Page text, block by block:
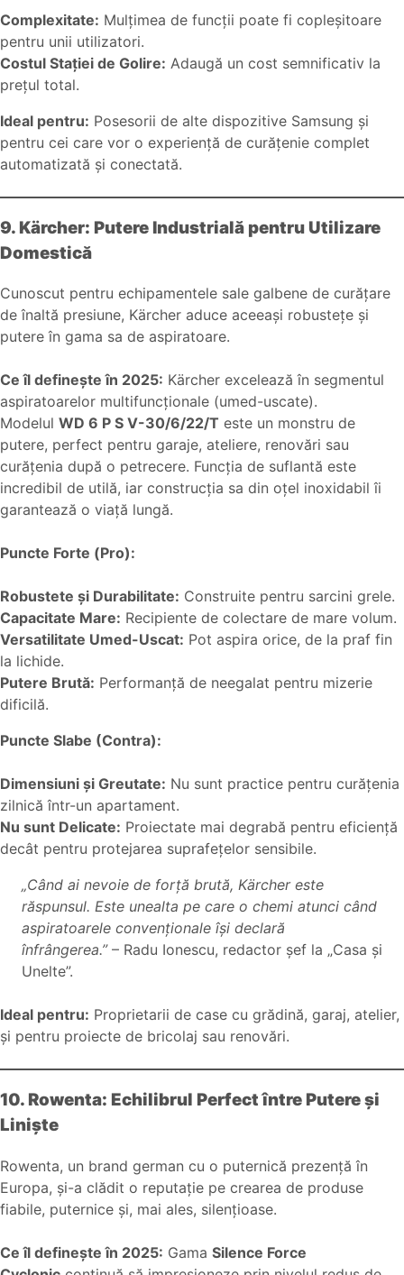
Complexitate: Mulțimea de funcții poate fi copleșitoare
pentru unii utilizatori.
Costul Stației de Golire: Adaugă un cost semnificativ la
prețul total.
Ideal pentru: Posesorii de alte dispozitive Samsung și
pentru cei care vor o experiență de curățenie complet
automatizată și conectată.
9. Kärcher: Putere Industrială pentru Utilizare
Domestică
Cunoscut pentru echipamentele sale galbene de curățare
de înaltă presiune, Kärcher aduce aceeași robustețe și
putere în gama sa de aspiratoare.
Ce îl definește în 2025: Kärcher excelează în segmentul
aspiratoarelor multifuncționale (umed-uscate).
Modelul WD 6 P S V-30/6/22/T este un monstru de
putere, perfect pentru garaje, ateliere, renovări sau
curățenia după o petrecere. Funcția de suflantă este
incredibil de utilă, iar construcția sa din oțel inoxidabil îi
garantează o viață lungă.
Puncte Forte (Pro):
Robustete și Durabilitate: Construite pentru sarcini grele.
Capacitate Mare: Recipiente de colectare de mare volum.
Versatilitate Umed-Uscat: Pot aspira orice, de la praf fin
la lichide.
Putere Brută: Performanță de neegalat pentru mizerie
dificilă.
Puncte Slabe (Contra):
Dimensiuni și Greutate: Nu sunt practice pentru curățenia
zilnică într-un apartament.
Nu sunt Delicate: Proiectate mai degrabă pentru eficiență
decât pentru protejarea suprafețelor sensibile.
„Când ai nevoie de forță brută, Kärcher este
răspunsul. Este unealta pe care o chemi atunci când
aspiratoarele convenționale își declară
înfrângerea.”– Radu Ionescu, redactor șef la „Casa și
Unelte”.
Ideal pentru: Proprietarii de case cu grădină, garaj, atelier,
și pentru proiecte de bricolaj sau renovări.
10. Rowenta: Echilibrul Perfect între Putere și
Liniște
Rowenta, un brand german cu o puternică prezență în
Europa, și-a clădit o reputație pe crearea de produse
fiabile, puternice și, mai ales, silențioase.
Ce îl definește în 2025: Gama Silence Force